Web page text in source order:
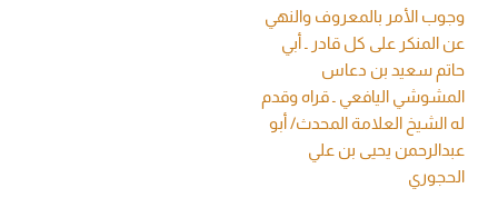
وجوب الأمر بالمعروف والنهي
عن المنكر على كل قادر ـ أبي
حاتم سعيد بن دعاس
المشوشي اليافعي ـ قراه وقدم
له الشيخ العلامة المحدث/ أبو
عبدالرحمن يحيى بن علي
الحجوري